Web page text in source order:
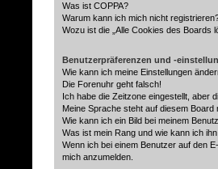
Was ist COPPA?
Warum kann ich mich nicht
Wozu ist die „Alle Cookies des Boards
Benutzerpräferenzen und -
Wie kann ich meine Einstellungen
Die Forenuhr geht falsch!
Ich habe die Zeitzone eingestellt, aber
Meine Sprache steht auf diesem Board
Wie kann ich ein Bild bei meinem
Was ist mein Rang und wie kann ich
Wenn ich bei einem Benutzer auf den
mich anzumelden.